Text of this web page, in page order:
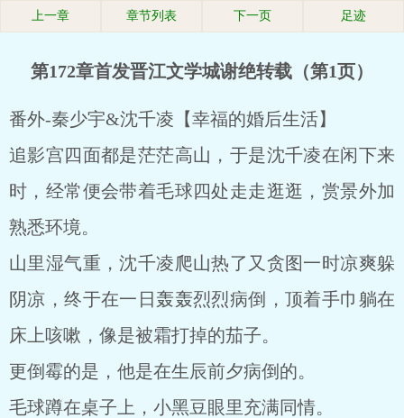
上一章 章节列表 下一页 足迹
第172章首发晋江文学城谢绝转载（第1页）
番外-秦少宇&沈千凌【幸福的婚后生活】
追影宫四面都是茫茫高山，于是沈千凌在闲下来
时，经常便会带着毛球四处走走逛逛，赏景外加
熟悉环境。
山里湿气重，沈千凌爬山热了又贪图一时凉爽躲
阴凉，终于在一日轰轰烈烈病倒，顶着手巾躺在
床上咳嗽，像是被霜打掉的茄子。
更倒霉的是，他是在生辰前夕病倒的。
毛球蹲在桌子上，小黑豆眼里充满同情。